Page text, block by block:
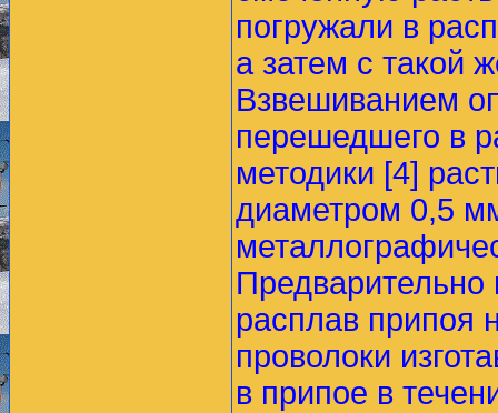
погружали в
а затем с такой
Взвешиванием
перешедшего в
методики [4]
диаметром 0,5
расплав припоя
проволоки
в припое в